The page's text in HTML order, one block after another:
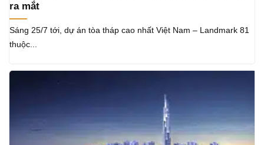
ra mắt
Sáng 25/7 tới, dự án tòa tháp cao nhất Việt Nam – Landmark 81
thuộc...